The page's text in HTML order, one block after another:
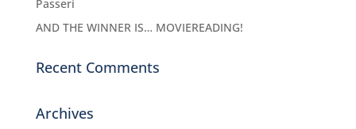
Passeri
AND THE WINNER IS… MOVIEREADING!
Recent Comments
Archives